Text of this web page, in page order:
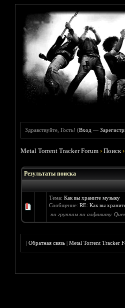
Здравствуйте, Гость! (Вход —
Metal Torrent Tracker Forum ›Поиск
Результаты поиска
Тема: Как вы храните музыку
Сообщение: RE: Как вы
по группам по алфавиту.
|Обратная связь |Metal Torrent Tracker